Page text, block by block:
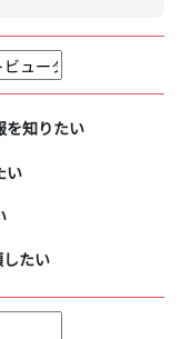
を知りたい
い
たい